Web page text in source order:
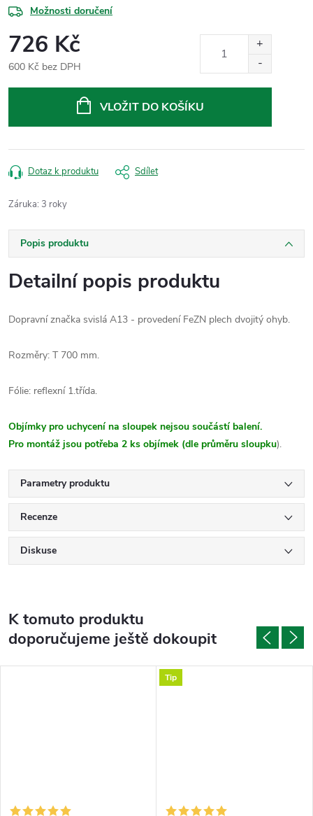
Možnosti doručení
726 Kč
600 Kč bez DPH
VLOŽIT DO KOŠÍKU
Dotaz k produktu Sdílet
Záruka: 3 roky
Popis produktu
Detailní popis produktu
Dopravní značka svislá A13 - provedení FeZN plech dvojitý ohyb.
Rozměry: T 700 mm.
Fólie: reflexní 1.třída.
Objímky pro uchycení na sloupek nejsou součástí balení.
Pro montáž jsou potřeba 2 ks objímek (dle průměru sloupku).
Parametry produktu
Recenze
Diskuse
K tomuto produktu
doporučujeme ještě dokoupit
Tip